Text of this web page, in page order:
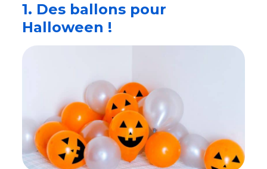
1. Des ballons pour
Halloween !